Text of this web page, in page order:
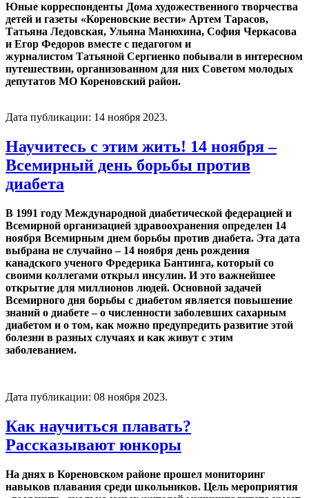
Юные корреспонденты Дома художественного творчества
детей и газеты «Кореновские вести» Артем Тарасов,
Татьяна Ледовская, Ульяна Манюхина, София Черкасова
и Егор Федоров вместе с педагогом и
журналистом Татьяной Сергиенко побывали в интересном
путешествии, организованном для них Советом молодых
депутатов МО Кореновский район.
Дата публикации: 14 ноября 2023.
Научитесь с этим жить! 14 ноября –
Всемирный день борьбы против
диабета
В 1991 году Международной диабетической федерацией и
Всемирной организацией здравоохранения определен 14
ноября Всемирным днем борьбы против диабета. Эта дата
выбрана не случайно – 14 ноября день рождения
канадского ученого Фредерика Бантинга, который со
своими коллегами открыл инсулин. И это важнейшее
открытие для миллионов людей. Основной задачей
Всемирного дня борьбы с диабетом является повышение
знаний о диабете – о численности заболевших сахарным
диабетом и о том, как можно предупредить развитие этой
болезни в разных случаях и как живут с этим
заболеванием.
Дата публикации: 08 ноября 2023.
Как научиться плавать?
Рассказывают юнкоры
На днях в Кореновском районе прошел мониторинг
навыков плавания среди школьников. Цель мероприятия